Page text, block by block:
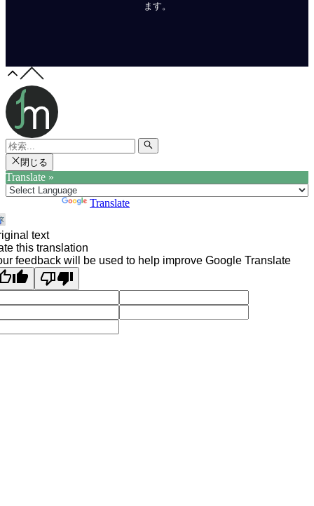
ます。
閉じる
Translate »
Translate
text
this translation
feedback will be used to help improve Google Translate